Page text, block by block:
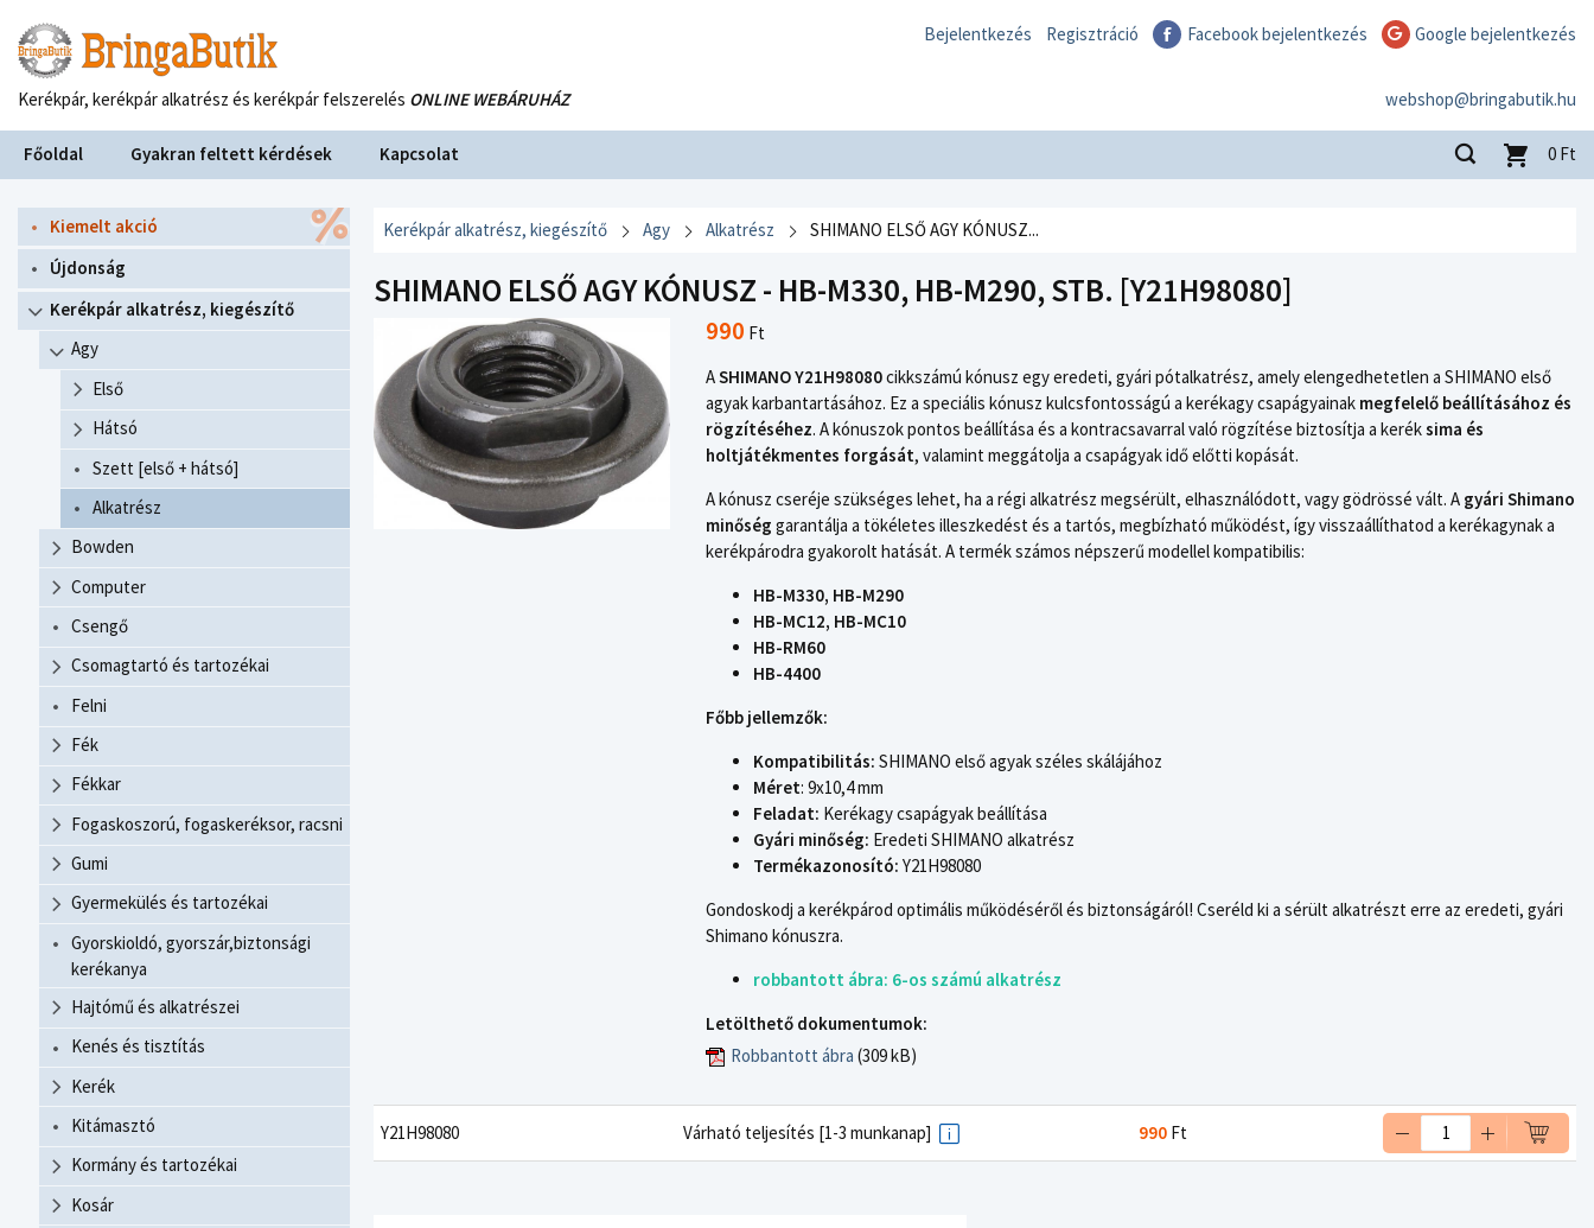
Bejelentkezés Regisztráció Facebook bejelentkezés Google bejelentkezés
webshop@bringabutik.hu
Kerékpár, kerékpár alkatrész és kerékpár felszerelés ONLINE WEBÁRUHÁZ
Főoldal Gyakran feltett kérdések Kapcsolat 0 Ft
Kiemelt akció
Újdonság
Kerékpár alkatrész, kiegészítő
Agy
Első
Hátsó
Szett [első + hátsó]
Alkatrész
Bowden
Computer
Csengő
Csomagtartó és tartozékai
Felni
Fék
Fékkar
Fogaskoszorú, fogaskeréksor, racsni
Gumi
Gyermekülés és tartozékai
Gyorskioldó, gyorszár,biztonsági
kerékanya
Hajtómű és alkatrészei
Kenés és tisztítás
Kerék
Kitámasztó
Kormány és tartozékai
Kosár
Kerékpár alkatrész, kiegészítő Agy Alkatrész SHIMANO ELSŐ AGY KÓNUSZ...
SHIMANO ELSŐ AGY KÓNUSZ - HB-M330, HB-M290, STB. [Y21H98080]
990 Ft
ASHIMANO Y21H98080cikkszámú kónusz egy eredeti, gyári pótalkatrész, amely elengedhetetlen a SHIMANO első
agyak karbantartásához. Ez a speciális kónusz kulcsfontosságú a kerékagy csapágyainak megfelelő beállításához és
rögzítéséhez. A kónuszok pontos beállítása és a kontracsavarral való rögzítése biztosítja a keréksima és
holtjátékmentes forgását, valamint meggátolja a csapágyak idő előtti kopását.
A kónusz cseréje szükséges lehet, ha a régi alkatrész megsérült, elhasználódott, vagy gödrössé vált. A gyári Shimano
minőség garantálja a tökéletes illeszkedést és a tartós, megbízható működést, így visszaállíthatod a kerékagynak a
kerékpárodra gyakorolt hatását. A termék számos népszerű modellel kompatibilis:
HB-M330, HB-M290
HB-MC12, HB-MC10
HB-RM60
HB-4400
Főbb jellemzők:
Kompatibilitás: SHIMANO első agyak széles skálájához
Méret: 9x10,4 mm
Feladat: Kerékagy csapágyak beállítása
Gyári minőség: Eredeti SHIMANO alkatrész
Termékazonosító: Y21H98080
Gondoskodj a kerékpárod optimális működéséről és biztonságáról! Cseréld ki a sérült alkatrészt erre az eredeti, gyári
Shimano kónuszra.
robbantott ábra: 6-os számú alkatrész
Letölthető dokumentumok:
Robbantott ábra (309 kB)
Y21H98080 Várható teljesítés [1-3 munkanap] 990 Ft